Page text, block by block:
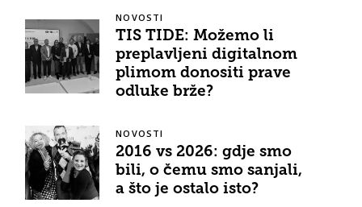
NOVOSTI
TIS TIDE: Možemo li
preplavljeni digitalnom
plimom donositi prave
odluke brže?
NOVOSTI
2016 vs 2026: gdje smo
bili, o čemu smo sanjali,
a što je ostalo isto?